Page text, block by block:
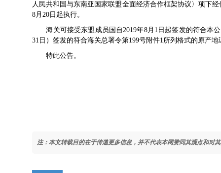
人民共和国与东南亚国家联盟全面经济合作框架协议〉项下
8月20日起执行。
海关可接受东盟成员国自2019年8月1日起签发的符合本公
31日）签发的符合海关总署令第199号附件1所列格式的原产地
特此公告。
注：本文转载目的在于传递更多信息，并不代表本网赞同其观点和对